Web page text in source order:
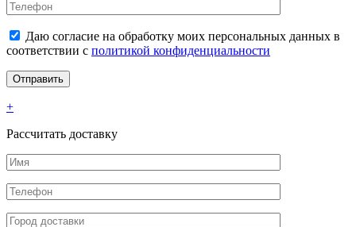
Даю согласие на обработку моих персональных данных в
соответствии с политикой конфиденциальности
+
Рассчитать доставку